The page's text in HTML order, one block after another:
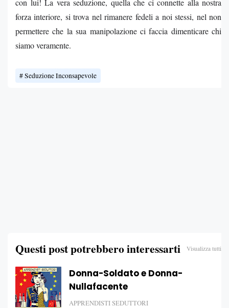
con lui! La vera seduzione, quella che ci connette alla nostra
forza interiore, si trova nel rimanere fedeli a noi stessi, nel non
permettere che la sua manipolazione ci faccia dimenticare chi
siamo veramente.
Seduzione Inconsapevole
Questi post potrebbero interessarti Visualizza tutti
Donna-Soldato e Donna-
Nullafacente
APPRENDISTI SEDUTTORI